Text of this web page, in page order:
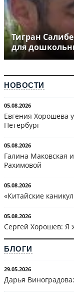
Тигран
для
НОВОСТИ
05.08.2026
Евгения Хорошева
Петербург
05.08.2026
Галина Маковская
Рахимовой
05.08.2026
«Китайские
05.08.2026
Сергей Хорошев: Я
БЛОГИ
29.05.2026
Дарья